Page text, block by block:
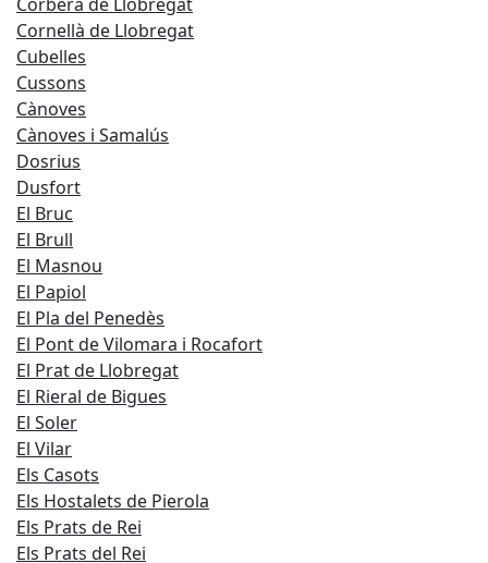
Cornellà de Llobregat
Cubelles
Cussons
Cànoves
Cànoves i Samalús
Dosrius
Dusfort
El Bruc
El Brull
El Masnou
El Papiol
El Pla del Penedès
El Pont de Vilomara i Rocafort
El Prat de Llobregat
El Rieral de Bigues
El Soler
El Vilar
Els Casots
Els Hostalets de Pierola
Els Prats de Rei
Els Prats del Rei